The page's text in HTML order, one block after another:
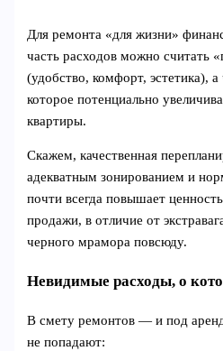
Для ремонта «для жизни»
часть расходов можно считать
(удобство, комфорт, эстетика),
которое потенциально
квартиры.
Скажем, качественная
адекватным зонированием и
почти всегда повышает
продажи, в отличие от
черного мрамора повсюду.
Невидимые расходы, о
В смету ремонтов — и под
не попадают: